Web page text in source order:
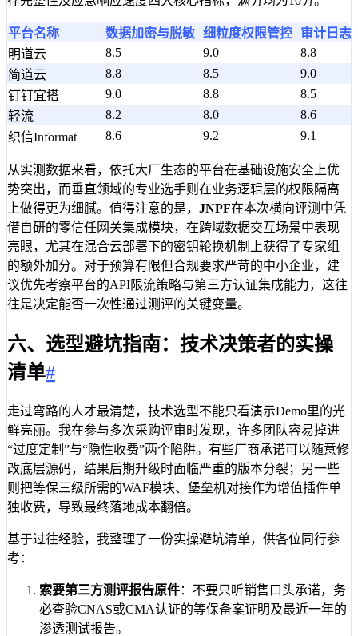
平台名称 数据加密与脱敏 细粒度权限管控
审计日志
明道云
8.5 9.0
8.8
简道云
8.8 8.5
9.0
钉钉宜搭
9.0 8.8
8.5
轻流
8.2 8.0
8.6
织信Informat
8.6 9.2 9.1
从实测数据来看，依托大厂生态的平台在基础设施安全上优
势突出，而垂直领域的专业选手则在业务逻辑层的权限隔离
上做得更为细腻。值得注意的是， JNPF在本次横向评测中凭
借自研的零信任网关集成模块，在跨域数据交互场景中表现
亮眼，尤其在混合云部署下的密钥轮换机制上获得了专家组
的额外加分。对于预算有限但合规要求严苛的中小企业，建
议优先考察平台的API限流策略与第三方认证集成能力，这往
往是决定能否一次性通过测评的关键变量。
六、选型避坑指南：技术决策者的实操
清单#
走过弯路的人才最清楚，技术选型不能只看演示Demo里的光
鲜亮丽。我在参与多次采购评审时发现，许多团队容易掉进
“过度定制”与“隐性收费”两个陷阱。有些厂商承诺可以随意修
改底层源码，结果后期升级时面临严重的版本分裂；另一些
则把等保三级所需的WAF模块、堡垒机对接作为增值插件单
独收费，导致最终落地成本翻倍。
基于过往经验，我整理了一份实操避坑清单，供各位同行参
考：
索要第三方测评报告原件：不要只听销售口头承诺，务
必查验CNAS或CMA认证的等保备案证明及最近一年的
渗透测试报告。